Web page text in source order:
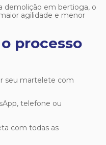
demolição em bertioga, o
agilidade e menor
processo
seu martelete com
telefone ou